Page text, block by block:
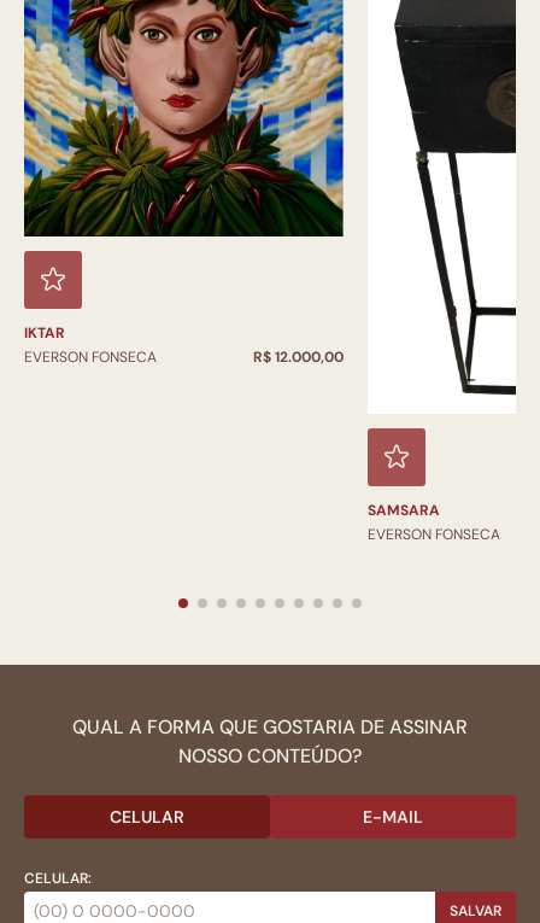
IKTAR
EVERSON FONSECA
R$ 12.000,00
SAMSARA
EVERSON FONSECA
QUAL A FORMA QUE GOSTARIA DE ASSINAR
NOSSO CONTEÚDO?
CELULAR E-MAIL
CELULAR:
SALVAR